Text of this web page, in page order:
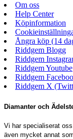
Om oss
Help Center
Köpinformation
Ångra köp (14
Riddgem Blogg
Riddgem
Riddgem Youtube
Riddgem
Riddgem X
Diamanter och
Vi har specialiserat
även mycket annat